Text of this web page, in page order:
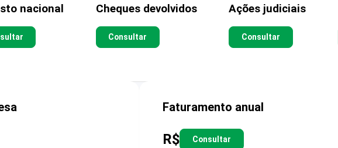
nacional Cheques devolvidos
Consultar
Ações judiciais
Consultar
Faturamento anual
R$ Consultar